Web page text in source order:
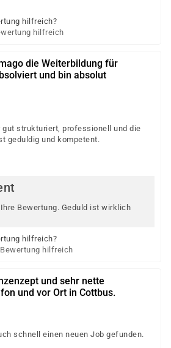
hilfreich?
hilfreich
die Weiterbildung für
und bin absolut
gut strukturiert, professionell und die
geduldig und kompetent.
Bewertung. Geduld ist wirklich
hilfreich?
hilfreich
und sehr nette
und vor Ort in Cottbus.
schnell einen neuen Job gefunden.